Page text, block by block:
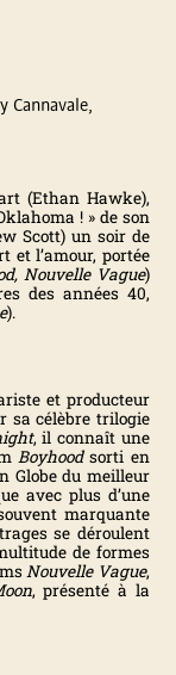
Cannavale,
(Ethan Hawke),
! » de son
Scott) un soir de
et l’amour, portée
Nouvelle Vague)
des années 40,
).
et producteur
sa célèbre trilogie
, il connaît une
Boyhoodsorti en
Globe du meilleur
avec plus d’une
marquante
se déroulent
de formes
Nouvelle Vague,
, présenté à la